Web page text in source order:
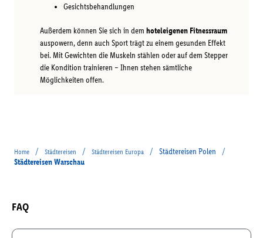
Gesichtsbehandlungen
Außerdem können Sie sich in dem hoteleigenen Fitnessraum
auspowern, denn auch Sport trägt zu einem gesunden Effekt
bei. Mit Gewichten die Muskeln stählen oder auf dem Stepper
die Kondition trainieren – Ihnen stehen sämtliche
Möglichkeiten offen.
Home / Städtereisen / Städtereisen Europa / Städtereisen Polen
/
Städtereisen Warschau
FAQ